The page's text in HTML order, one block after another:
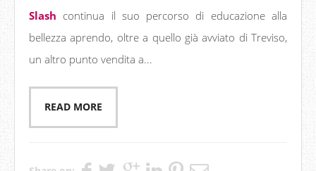
Slash continua il suo percorso di educazione alla
bellezza aprendo, oltre a quello già avviato di Treviso,
un altro punto vendita a...
READ MORE